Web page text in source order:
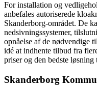
For installation og
anbefales autoriserede
Skanderborg-området. De
nedsivningssystemer,
opnåelse af de nødvendige
idé at indhente tilbud fra
priser og den bedste
Skanderborg